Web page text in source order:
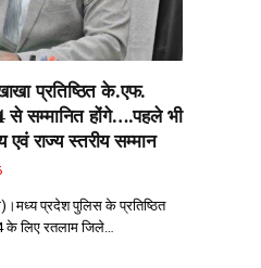
प्रतिष्ठित के.एफ.
से सम्मानित होंगे….पहले भी
राज्य स्तरीय सम्मान
प्रदेश पुलिस के प्रतिष्ठित
के लिए रतलाम जिले…